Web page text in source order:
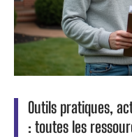
Outils pratiques,
: toutes les